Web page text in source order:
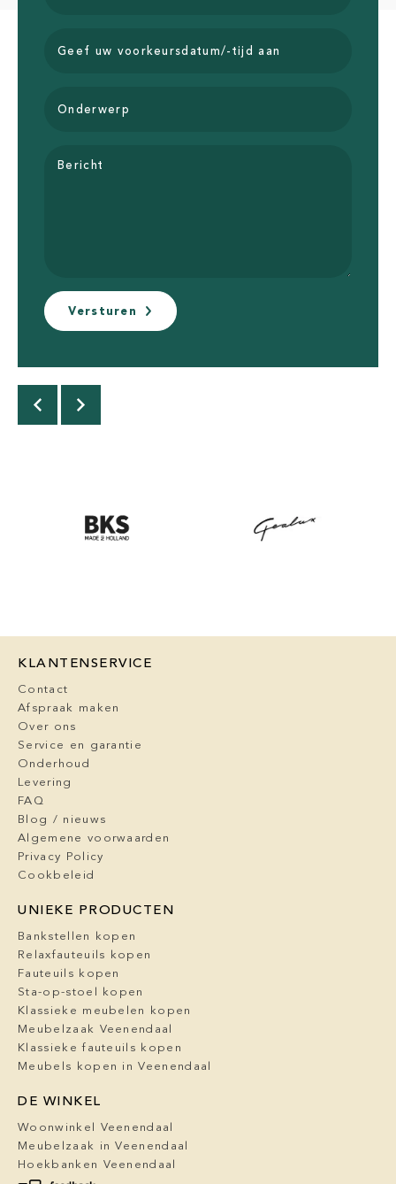
Geef uw voorkeursdatum/-tijd aan
Onderwerp
Bericht
Versturen
KLANTENSERVICE
Contact
Afspraak maken
Over ons
Service en garantie
Onderhoud
Levering
FAQ
Blog / nieuws
Algemene voorwaarden
Privacy Policy
Cookbeleid
UNIEKE PRODUCTEN
Bankstellen kopen
Relaxfauteuils kopen
Fauteuils kopen
Sta-op-stoel kopen
Klassieke meubelen kopen
Meubelzaak Veenendaal
Klassieke fauteuils kopen
Meubels kopen in Veenendaal
DE WINKEL
Woonwinkel Veenendaal
Meubelzaak in Veenendaal
Hoekbanken Veenendaal